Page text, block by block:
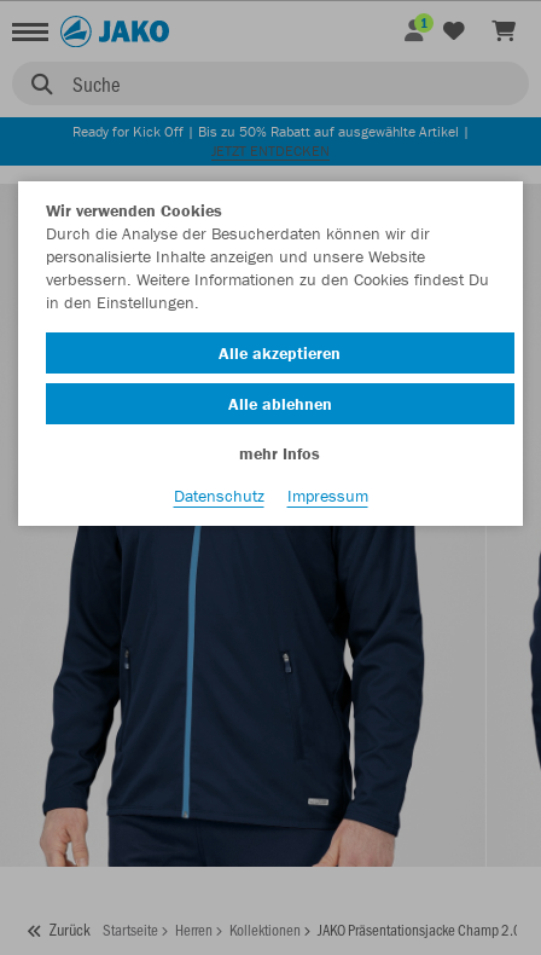
Suche
1
Ready for Kick Off | Bis zu 50% Rabatt auf ausgewählte Artikel |
JETZT ENTDECKEN
Zurück Startseite Herren Kollektionen JAKO Präsentationsjacke Champ 2.0
Wir verwenden Cookies
Durch die Analyse der Besucherdaten können wir dir
personalisierte Inhalte anzeigen und unsere Website
verbessern. Weitere Informationen zu den Cookies findest Du
in den Einstellungen.
Alle akzeptieren
Alle ablehnen
mehr Infos
Datenschutz
Impressum